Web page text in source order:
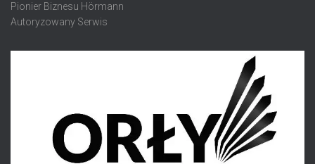
Pionier Biznesu Hörmann
Autoryzowany Serwis